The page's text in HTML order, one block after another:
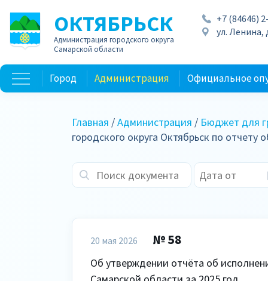
ОКТЯБРЬСК
Администрация городского округа
Самарской области
+7 (84646)
ул. Ленина,
Город Администрация Официальное
Главная /Администрация / Бюджет для
городского округа Октябрьск по
20 мая 2026 № 58
Об утверждении отчёта об